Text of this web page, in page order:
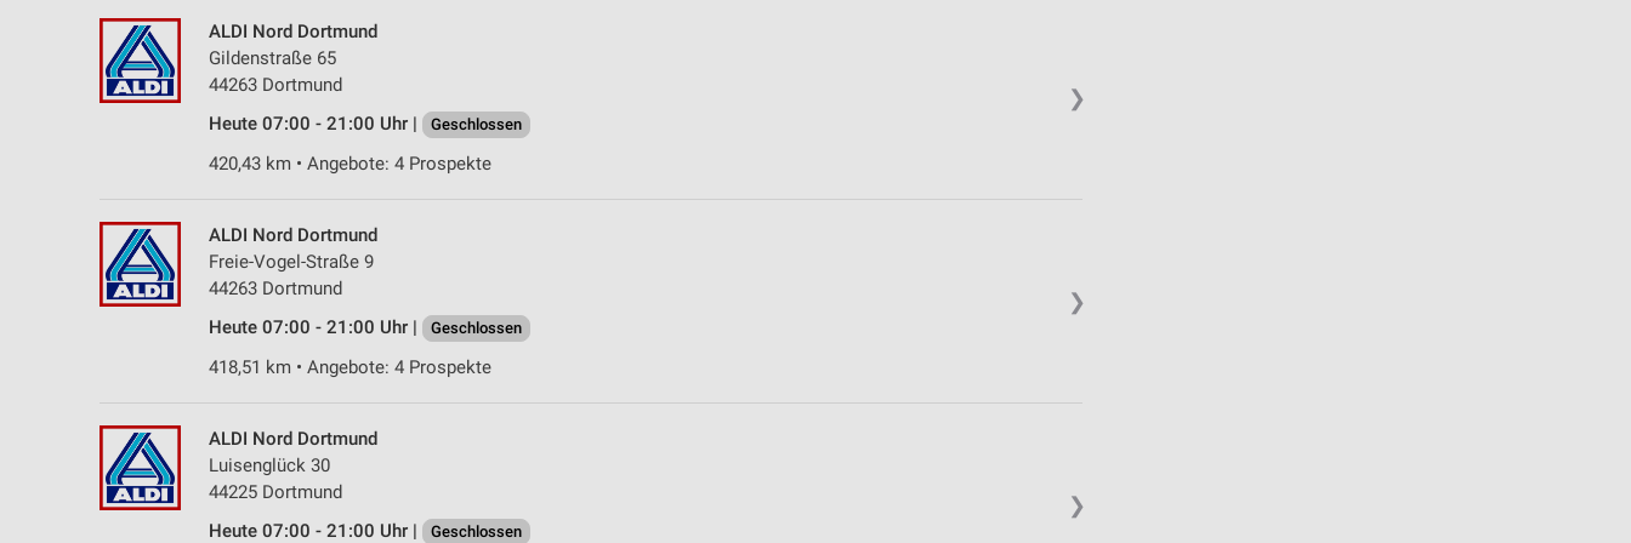
❯
ALDI Nord Dortmund
Gildenstraße 65
44263 Dortmund
Heute 07:00 - 21:00 Uhr |
Geschlossen
420,43 km • Angebote: 4 Prospekte
❯
ALDI Nord Dortmund
Freie-Vogel-Straße 9
44263 Dortmund
Heute 07:00 - 21:00 Uhr |
Geschlossen
418,51 km • Angebote: 4 Prospekte
❯
ALDI Nord Dortmund
Luisenglück 30
44225 Dortmund
Heute 07:00 - 21:00 Uhr |
Geschlossen